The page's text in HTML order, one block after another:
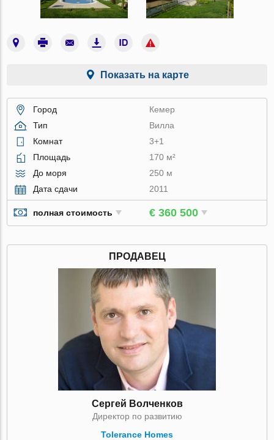
Показать на карте
Город
Кемер
Тип
Вилла
Комнат
3+1
Площадь
170 м²
До моря
250 м
Дата сдачи
2011
полная стоимость € 360 500
ПРОДАВЕЦ
Сергей Волченков
Директор по развитию
Tolerance Homes